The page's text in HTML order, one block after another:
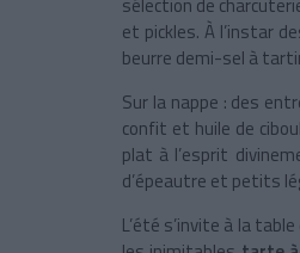
sélection de
et pickles. À l’instar
beurre demi-sel à
Sur la nappe : des
confit et huile de
plat à l’esprit
d’épeautre et petits
L’été s’invite à la